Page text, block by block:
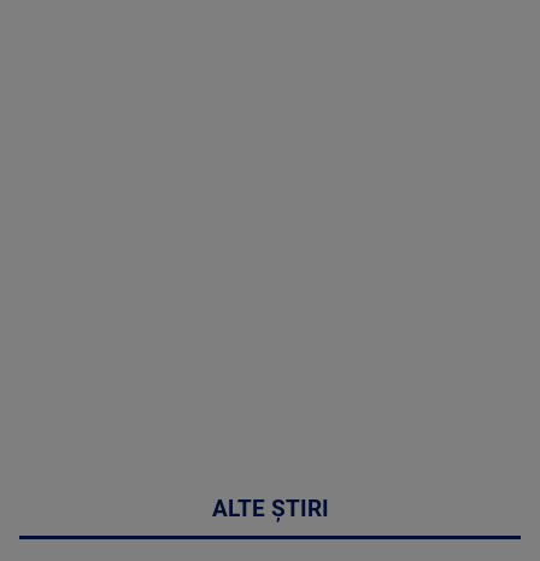
ALTE ȘTIRI